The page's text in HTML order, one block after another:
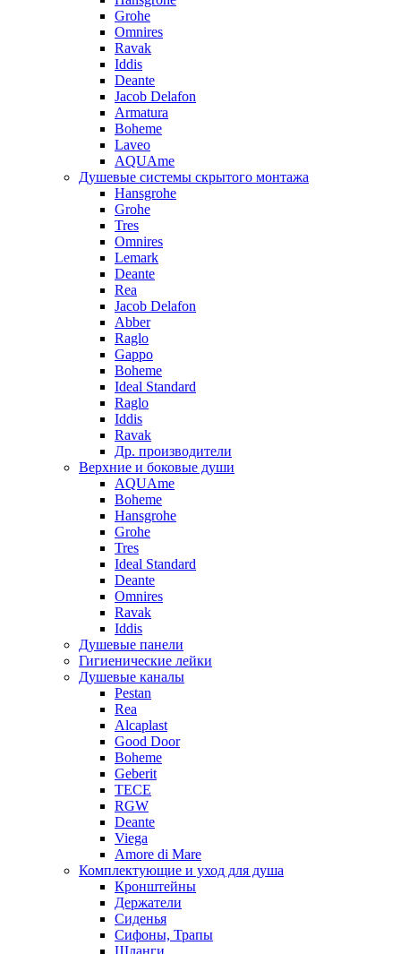
Grohe
Omnires
Ravak
Iddis
Deante
Jacob Delafon
Armatura
Boheme
Laveo
AQUAme
Душевые системы скрытого монтажа
Hansgrohe
Grohe
Tres
Omnires
Lemark
Deante
Rea
Jacob Delafon
Abber
Raglo
Gappo
Boheme
Ideal Standard
Raglo
Iddis
Ravak
Др. производители
Верхние и боковые души
AQUAme
Boheme
Hansgrohe
Grohe
Tres
Ideal Standard
Deante
Omnires
Ravak
Iddis
Душевые панели
Гигиенические лейки
Душевые каналы
Pestan
Rea
Alcaplast
Good Door
Boheme
Geberit
TECE
RGW
Deante
Viega
Amore di Mare
Комплектующие и уход для душа
Кронштейны
Держатели
Сиденья
Сифоны, Трапы
Шланги